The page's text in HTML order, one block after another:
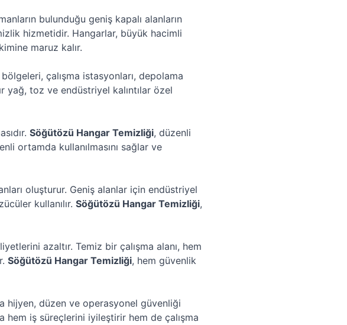
bulunduğu geniş kapalı alanların
hizmetidir. Hangarlar, büyük hacimli
maruz kalır.
çalışma istasyonları, depolama
yağ, toz ve endüstriyel kalıntılar özel
Söğütözü Hangar Temizliği, düzenli
ortamda kullanılmasını sağlar ve
oluşturur. Geniş alanlar için endüstriyel
kullanılır. Söğütözü Hangar Temizliği,
azaltır. Temiz bir çalışma alanı, hem
Söğütözü Hangar Temizliği, hem güvenlik
hijyen, düzen ve operasyonel güvenliği
hem iş süreçlerini iyileştirir hem de çalışma